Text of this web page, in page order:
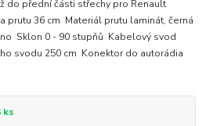
do přední části střechy pro Renault
36 cm Materiál prutu laminát, černá
Sklon 0 - 90 stupňů Kabelový svod
svodu 250 cm Konektor do autorádia
ks